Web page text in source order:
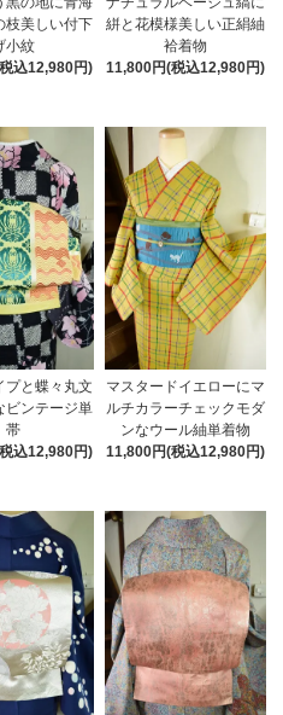
枝美しい付下
小紋
込12,980円)
絣と花模様美しい正絹紬
袷着物
11,800円(税込12,980円)
プと蝶々丸文
ビンテージ単
帯
込12,980円)
マスタードイエローにマ
ルチカラーチェックモダ
ンなウール紬単着物
11,800円(税込12,980円)